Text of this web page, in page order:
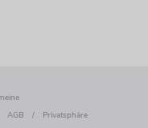
AGB / Privatsphäre